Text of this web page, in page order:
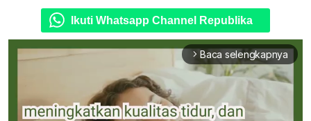
Ikuti Whatsapp Channel Republika
arrow_forward_ios Baca selengkapnya